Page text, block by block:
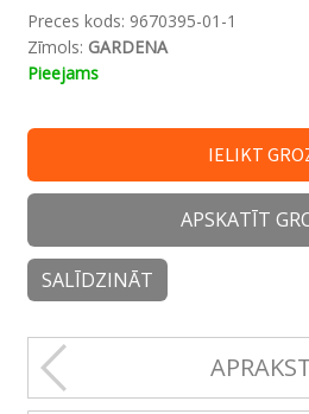
Preces kods: 9670395-01-1
Zīmols: GARDENA
Pieejams
IELIKT
APSKATĪT
SALĪDZINĀT